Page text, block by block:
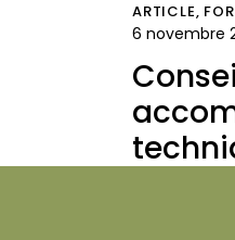
ARTICLE,
6 novembre